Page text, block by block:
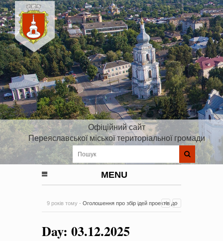
Офіційний сайт
Переяславської міської територіальної громади
MENU
9 років тому - Оголошення про збір ідей проектів до
на період 2018 – 2020 роки Оголошення про збір ідей
проектів
0 Коментарів
Day: 03.12.2025